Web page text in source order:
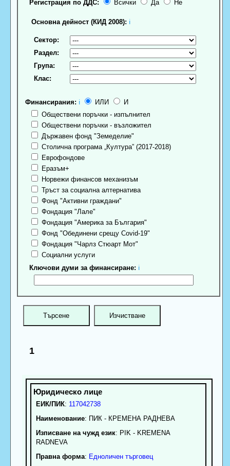
Регистрация по ДДС:
Всички Да Не
Основна дейност (КИД 2008): ℹ
Сектор:
Раздел:
Група:
Клас:
Финансирания: ℹ ИЛИ
И
Обществени поръчки - изпълнител
Обществени поръчки - възложител
Държавен фонд "Земеделие"
Столична програма „Култура” (2017-2018)
Еврофондове
Еразъм+
Норвежи финансов механизъм
Тръст за социална алтернатива
Фонд "Активни граждани"
Фондация "Лале"
Фондация "Америка за България"
Фонд "Обединени срещу Covid-19"
Фондация "Чарлз Стюарт Мот"
Социални услуги
Ключови думи за финансиране: ℹ
1
ЕИК/ПИК: 117042738
Наименование: ПИК - КРЕМЕНА РАДНЕВА
Изписване на чужд език: PIK - KREMENA
RADNEVA
Правна форма: Едноличен търговец